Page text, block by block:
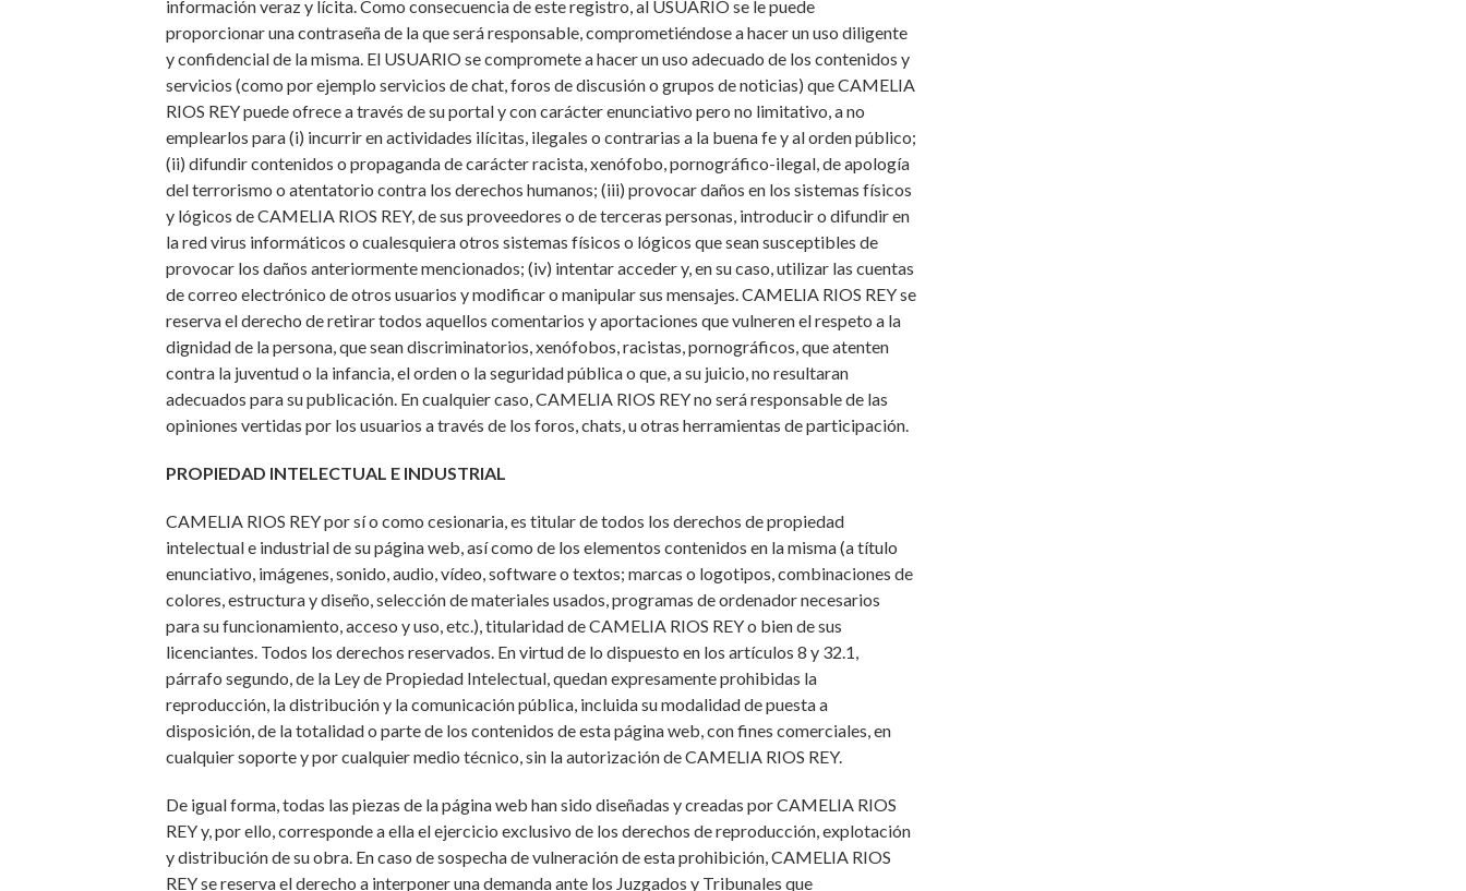
información veraz y lícita. Como consecuencia de este registro, al USUARIO se le puede
proporcionar una contraseña de la que será responsable, comprometiéndose a hacer un uso diligente
y confidencial de la misma. El USUARIO se compromete a hacer un uso adecuado de los contenidos y
servicios (como por ejemplo servicios de chat, foros de discusión o grupos de noticias) que CAMELIA
RIOS REY puede ofrece a través de su portal y con carácter enunciativo pero no limitativo, a no
emplearlos para (i) incurrir en actividades ilícitas, ilegales o contrarias a la buena fe y al orden público;
(ii) difundir contenidos o propaganda de carácter racista, xenófobo, pornográfico-ilegal, de apología
del terrorismo o atentatorio contra los derechos humanos; (iii) provocar daños en los sistemas físicos
y lógicos de CAMELIA RIOS REY, de sus proveedores o de terceras personas, introducir o difundir en
la red virus informáticos o cualesquiera otros sistemas físicos o lógicos que sean susceptibles de
provocar los daños anteriormente mencionados; (iv) intentar acceder y, en su caso, utilizar las cuentas
de correo electrónico de otros usuarios y modificar o manipular sus mensajes. CAMELIA RIOS REY se
reserva el derecho de retirar todos aquellos comentarios y aportaciones que vulneren el respeto a la
dignidad de la persona, que sean discriminatorios, xenófobos, racistas, pornográficos, que atenten
contra la juventud o la infancia, el orden o la seguridad pública o que, a su juicio, no resultaran
adecuados para su publicación. En cualquier caso, CAMELIA RIOS REY no será responsable de las
opiniones vertidas por los usuarios a través de los foros, chats, u otras herramientas de participación.
PROPIEDAD INTELECTUAL E INDUSTRIAL
CAMELIA RIOS REY por sí o como cesionaria, es titular de todos los derechos de propiedad
intelectual e industrial de su página web, así como de los elementos contenidos en la misma (a título
enunciativo, imágenes, sonido, audio, vídeo, software o textos; marcas o logotipos, combinaciones de
colores, estructura y diseño, selección de materiales usados, programas de ordenador necesarios
para su funcionamiento, acceso y uso, etc.), titularidad de CAMELIA RIOS REY o bien de sus
licenciantes. Todos los derechos reservados. En virtud de lo dispuesto en los artículos 8 y 32.1,
párrafo segundo, de la Ley de Propiedad Intelectual, quedan expresamente prohibidas la
reproducción, la distribución y la comunicación pública, incluida su modalidad de puesta a
disposición, de la totalidad o parte de los contenidos de esta página web, con fines comerciales, en
cualquier soporte y por cualquier medio técnico, sin la autorización de CAMELIA RIOS REY.
De igual forma, todas las piezas de la página web han sido diseñadas y creadas por CAMELIA RIOS
REY y, por ello, corresponde a ella el ejercicio exclusivo de los derechos de reproducción, explotación
y distribución de su obra. En caso de sospecha de vulneración de esta prohibición, CAMELIA RIOS
REY se reserva el derecho a interponer una demanda ante los Juzgados y Tribunales que